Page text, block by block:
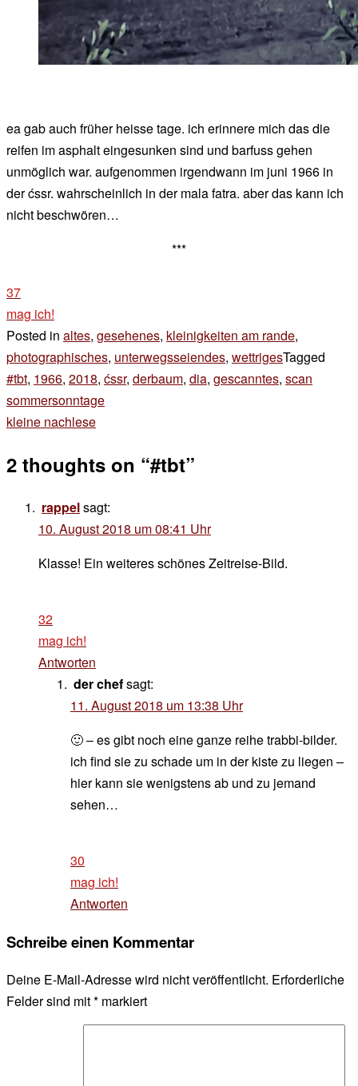
ea gab auch früher heisse tage. ich erinnere mich das die
reifen im asphalt eingesunken sind und barfuss gehen
unmöglich war. aufgenommen irgendwann im juni 1966 in
der ćssr. wahrscheinlich in der mala fatra. aber das kann ich
nicht beschwören…
***
37
mag ich!
Posted in altes, gesehenes, kleinigkeiten am rande,
photographisches, unterwegsseiendes, wettrigesTagged
#tbt, 1966, 2018, ćssr, derbaum, dia, gescanntes, scan
Beitragsnavigation
sommersonntage
kleine nachlese
2 thoughts on “#tbt”
rappelsagt:
10. August 2018 um 08:41 Uhr
Klasse! Ein weiteres schönes Zeitreise-Bild.
32
mag ich!
Antworten
der chefsagt:
11. August 2018 um 13:38 Uhr
🙂 – es gibt noch eine ganze reihe trabbi-bilder.
ich find sie zu schade um in der kiste zu liegen –
hier kann sie wenigstens ab und zu jemand
sehen…
30
mag ich!
Antworten
Schreibe einen Kommentar
Deine E-Mail-Adresse wird nicht veröffentlicht. Erforderliche
Felder sind mit* markiert